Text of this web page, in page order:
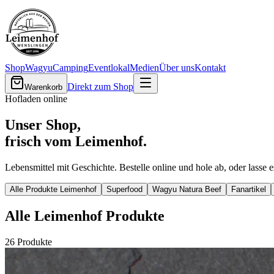
ShopWagyuCampingEventlokalMedienÜber unsKontakt
Warenkorb Direkt zum Shop
Hofladen online
Unser Shop,
frisch vom Leimenhof.
Lebensmittel mit Geschichte. Bestelle online und hole ab, oder lasse
Alle Produkte Leimenhof Superfood Wagyu Natura Beef Fanartikel
Alle Leimenhof Produkte
26 Produkte